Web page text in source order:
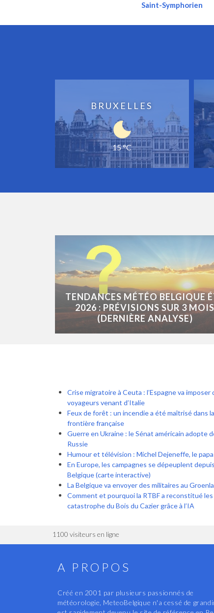
Saint-Symphorien
BRUXELLES
15 °C
TENDANCES MÉTÉO BELGIQUE
2026 : PRÉVISIONS SUR 3
(DERNIÈRE ANALYSE)
Crise migratoire à Ceuta : l’Espagne va
voyageurs venant d’Italie
Feux de forêt : un incendie a été maîtrisé dans
frontière française
Guerre en Ukraine : le Sénat américain adopte
Russie
Humour et télévision : Michel Dejeneffe, le
En Europe, les campagnes se dépeuplent
Belgique (carte interactive)
La Belgique va envoyer des militaires au
Comment et pourquoi la RTBF a reconstitué
catastrophe du Bois du Cazier grâce à l’IA
1100 visiteurs en ligne
A PROPOS
Créé en 2001 par plusieurs passionnés de
météorologie, MeteoBelgique n'a cessé de